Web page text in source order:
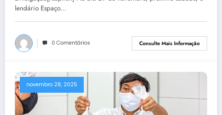
lendário Espaço…
0 Comentários Consulte Mais Informação
novembro 28, 2025